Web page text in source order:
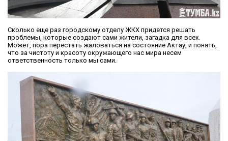
Сколько еще раз городскому отделу ЖКХ придется решать
проблемы, которые создают сами жители, загадка для всех.
Может, пора перестать жаловаться на состояние Актау, и понять,
что за чистоту и красоту окружающего нас мира несем
ответственность только мы сами.